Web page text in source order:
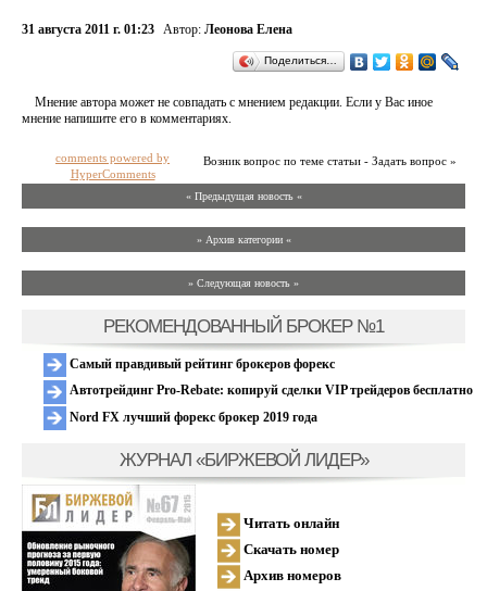
31 августа 2011 г. 01:23 Автор: Леонова Елена
Поделиться…
Мнение автора может не совпадать с мнением редакции. Если у Вас иное
мнение напишите его в комментариях.
Возник вопрос по теме статьи - Задать вопрос »
comments powered by
HyperComments
« Предыдущая новость «
» Архив категории «
» Следующая новость »
РЕКОМЕНДОВАННЫЙ БРОКЕР №1
Самый правдивый рейтинг брокеров форекс
Автотрейдинг Pro-Rebate: копируй сделки VIP трейдеров бесплатно
Nord FX лучший форекс брокер 2019 года
ЖУРНАЛ «БИРЖЕВОЙ ЛИДЕР»
Читать онлайн
Скачать номер
Архив номеров